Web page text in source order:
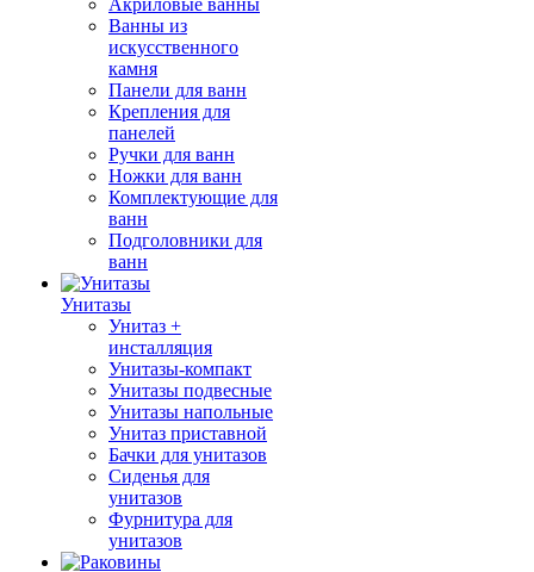
Акриловые ванны
Ванны из
искусственного
камня
Панели для ванн
Крепления для
панелей
Ручки для ванн
Ножки для ванн
Комплектующие для
ванн
Подголовники для
ванн
Унитазы
Унитаз +
инсталляция
Унитазы-компакт
Унитазы подвесные
Унитазы напольные
Унитаз приставной
Бачки для унитазов
Сиденья для
унитазов
Фурнитура для
унитазов